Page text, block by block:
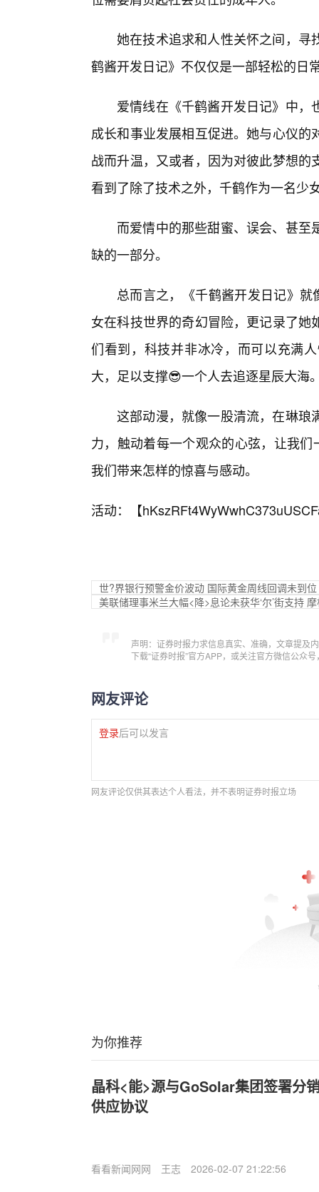
她在技术追求和人性关怀之间，寻
鹤酱开发日记》不仅仅是一部轻松的日
爱情线在《千鹤酱开发日记》中
成长和事业发展相互促进。她与心仪
战而升温，又或者，因为对彼此梦想
看到了除了技术之外，千鹤作为一名少
而爱情中的那些甜蜜、误会、甚
缺的一部分。
总而言之，《千鹤酱开发日记》就
女在科技世界的奇幻冒险，更记录了
们看到，科技并非冰冷，而可以充满
大，足以支撑😎一个人去追逐星辰大海
这部动漫，就像一股清流，在琳琅
力，触动着每一个观众的心弦，让我
我们带来怎样的惊喜与感动。
活动：【
世?界银行预警金价波动 国际黄金周线回调未到位
美联储理事米兰大幅<降>息论未获华‘尔’街支持
声明：证券时报力求信息真实、准确，文章提及
下载“证券时报”官方APP，或关注官方微信公众
网友评论
登录后可以发言
网友评论仅供其表达个人看法，并不表明证券时报立场
为你推荐
晶科<能>源与GoSolar集团签署分
供应协议
看看新闻网网 王志 2026-02-07 21:22:56